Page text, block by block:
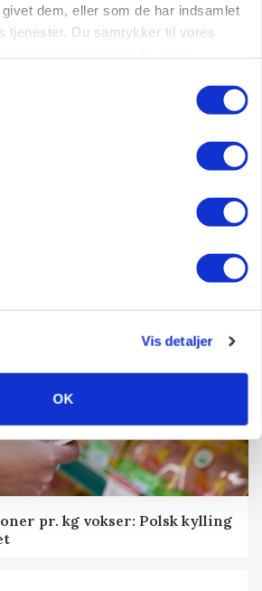
dem, eller som de har indsamlet
tjenester. Du samtykker til vores
Vis detaljer
OK
Her er efterårets største
pr. kg vokser: Polsk kylling